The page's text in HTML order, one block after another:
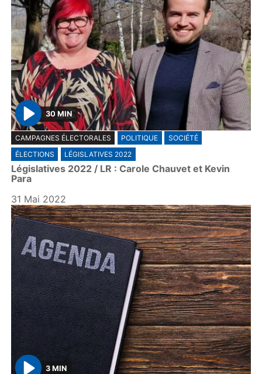
P
l
a
y
30 MIN
CAMPAGNES ÉLECTORALES POLITIQUE
SOCIÉTÉ
ÉLECTIONS
LÉGISLATIVES 2022
Législatives 2022 / LR : Carole Chauvet et Kevin
Para
31 Mai 2022
3 MIN